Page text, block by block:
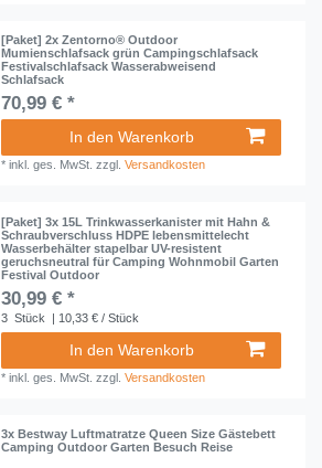
[Paket] 2x Zentorno® Outdoor
Mumienschlafsack grün Campingschlafsack
Festivalschlafsack Wasserabweisend
Schlafsack
70,99 € *
In den Warenkorb
*inkl. ges. MwSt. zzgl.Versandkosten
[Paket] 3x 15L Trinkwasserkanister mit Hahn &
Schraubverschluss HDPE lebensmittelecht
Wasserbehälter stapelbar UV-resistent
geruchsneutral für Camping Wohnmobil Garten
Festival Outdoor
30,99 € *
3 Stück | 10,33 € / Stück
In den Warenkorb
*inkl. ges. MwSt. zzgl.Versandkosten
3x Bestway Luftmatratze Queen Size Gästebett
Camping Outdoor Garten Besuch Reise